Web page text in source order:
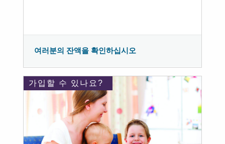
여러분의 잔액을 확인하십시오
가입할 수 있나요?